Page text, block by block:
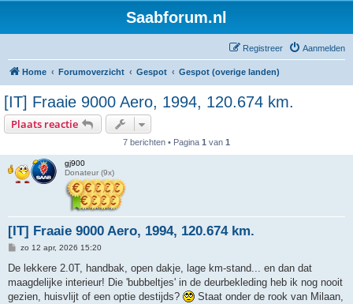
Saabforum.nl
Aanmelden
Registreer
Home Forumoverzicht Gespot Gespot (overige landen)
[IT] Fraaie 9000 Aero, 1994, 120.674 km.
Plaats reactie
7 berichten • Pagina 1 van 1
gj900
Donateur (9x)
[IT] Fraaie 9000 Aero, 1994, 120.674 km.
B
r
c
h
zo 12 apr, 2026 15:20
De lekkere 2.0T, handbak, open dakje, lage km-stand... en dan dat
maagdelijke interieur! Die 'bubbeltjes' in de deurbekleding heb ik nog nooit
gezien, huisvlijt of een optie destijds?
Staat onder de rook van Milaan,